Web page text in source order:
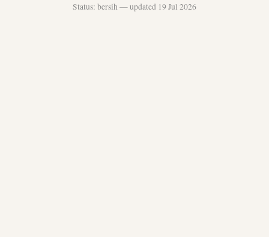
Status: bersih — updated 19 Jul 2026